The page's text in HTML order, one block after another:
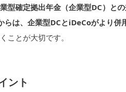
型確定拠出年金（企業型DC）と
らは、企業型DCとiDeCoがより併
ことが大切です。
ント